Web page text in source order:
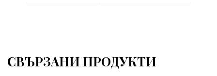
СВЪРЗАНИ ПРОДУКТИ